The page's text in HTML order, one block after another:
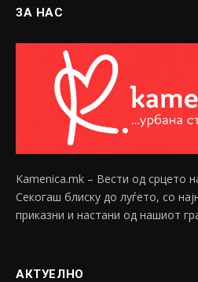
ЗА НАС
Kamenica.mk – Вести од срцето
Секогаш блиску до луѓето, со
приказни и настани од нашиот
АКТУЕЛНО